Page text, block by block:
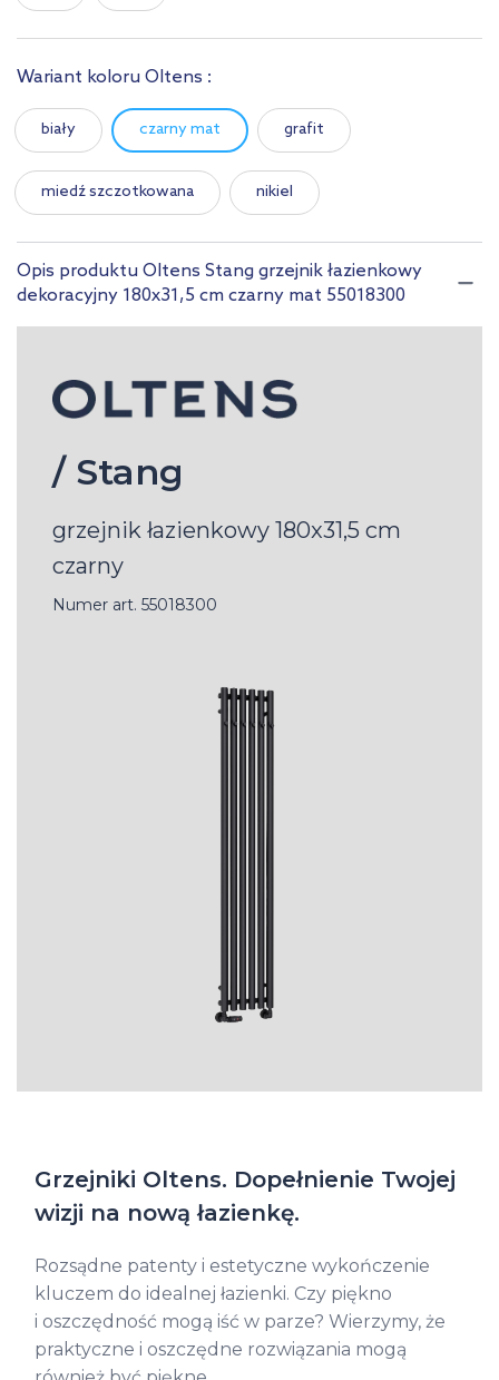
Wariant koloru Oltens :
biały czarny mat grafit
miedź szczotkowana nikiel
Opis produktu Oltens Stang grzejnik łazienkowy
dekoracyjny 180x31,5 cm czarny mat 55018300
/ Stang
grzejnik łazienkowy 180x31,5 cm
czarny
Numer art. 55018300
Grzejniki Oltens. Dopełnienie Twojej
wizji na nową łazienkę.
Rozsądne patenty i estetyczne wykończenie
kluczem do idealnej łazienki. Czy piękno
i oszczędność mogą iść w parze? Wierzymy, że
praktyczne i oszczędne rozwiązania mogą